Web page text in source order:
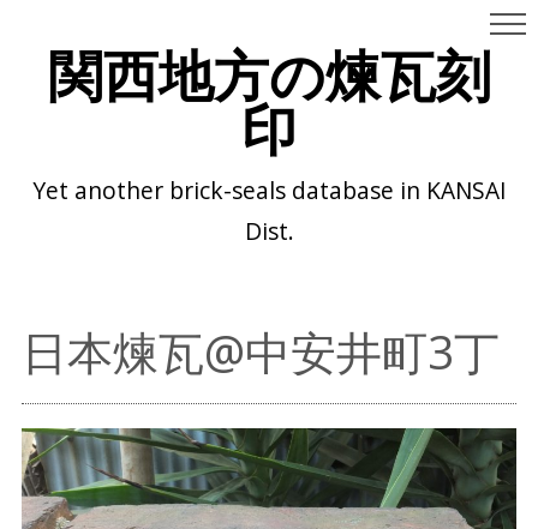
関西地方の煉瓦刻
印
Yet another brick-seals database in KANSAI
Dist.
日本煉瓦@中安井町3丁